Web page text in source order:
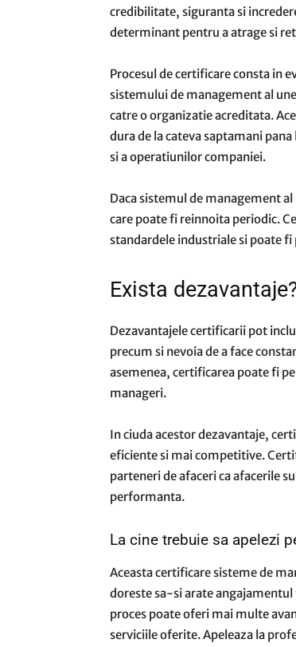
credibilitate, siguranta si
determinant pentru a atrage si
Procesul de certificare consta in
sistemului de management al
catre o organizatie acreditata.
dura de la cateva saptamani
si a operatiunilor companiei.
Daca sistemul de management
care poate fi reinnoita periodic.
standardele industriale si poate
Exista
Dezavantajele certificarii pot
precum si nevoia de a face
asemenea, certificarea poate fi
manageri.
In ciuda acestor dezavantaje,
eficiente si mai competitive.
parteneri de afaceri ca afacerile
performanta.
La cine trebuie sa apelezi
Aceasta certificare sisteme de
doreste sa-si arate
proces poate oferi mai multe
serviciile oferite. Apeleaza la